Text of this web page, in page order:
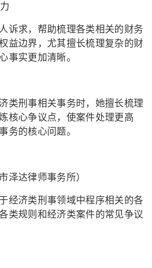
诉求，帮助梳理各类相关的财务
益边界，尤其擅长梳理复杂的财
事实更加清晰。
类刑事相关事务时，她擅长梳理
核心争议点，使案件处理更高
务的核心问题。
泽达律师事务所）
经济类刑事领域中程序相关的各
类规则和经济类案件的常见争议